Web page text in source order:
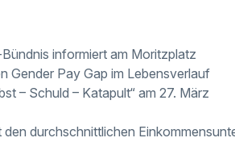
informiert am Moritzplatz
Gender Pay Gap im Lebensverlauf
– Schuld – Katapult“ am 27. März
den durchschnittlichen